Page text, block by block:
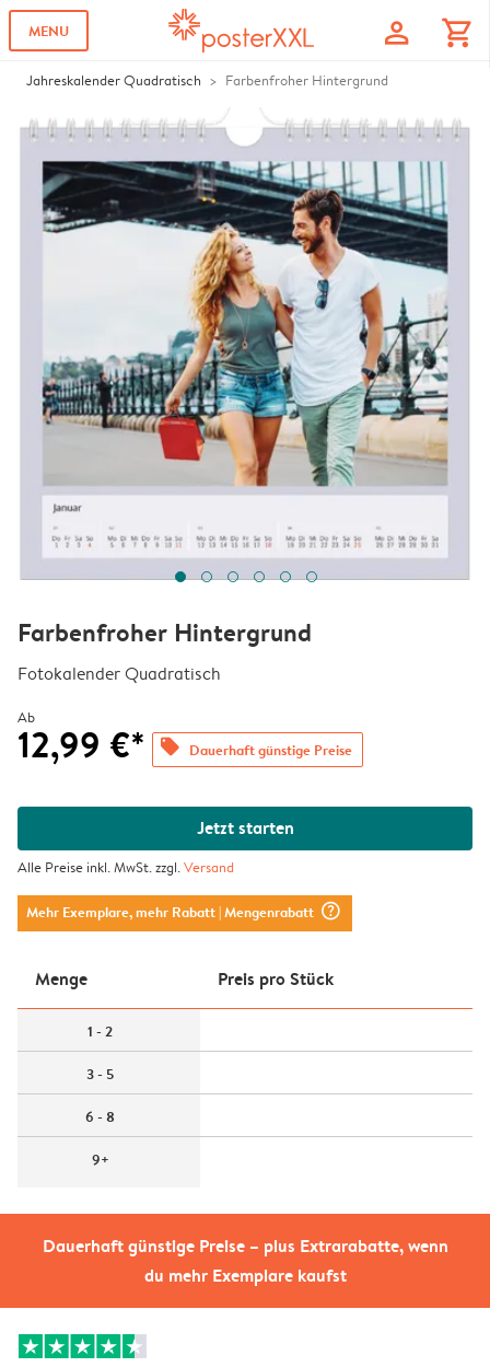
MENU profile shopping_cart
Jahreskalender Quadratisch Farbenfroher Hintergrund
Dauerhaft günstige Preise – plus Extrarabatte, wenn
du mehr Exemplare kaufst
Farbenfroher Hintergrund
Fotokalender Quadratisch
Ab
12,99 €* offers Dauerhaft günstige Preise
Jetzt starten
Alle Preise inkl. MwSt. zzgl.Versand
Mehr Exemplare, mehr Rabatt| Mengenrabatt question_mark_circle
Menge Preis pro Stück
1 - 2
3 - 5
6 - 8
9+